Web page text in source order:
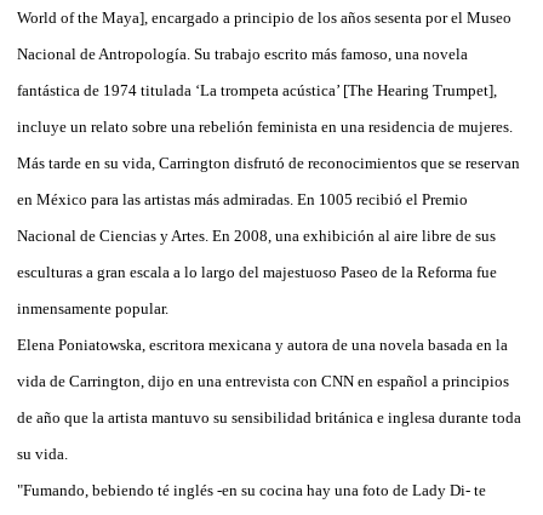
World of the Maya], encargado a principio de los años sesenta por el Museo
Nacional de Antropología. Su trabajo escrito más famoso, una novela
fantástica de 1974 titulada ‘La trompeta acústica’ [The Hearing Trumpet],
incluye un relato sobre una rebelión feminista en una residencia de mujeres.
Más tarde en su vida, Carrington disfrutó de reconocimientos que se reservan
en México para las artistas más admiradas. En 1005 recibió el Premio
Nacional de Ciencias y Artes. En 2008, una exhibición al aire libre de sus
esculturas a gran escala a lo largo del majestuoso Paseo de la Reforma fue
inmensamente popular.
Elena Poniatowska, escritora mexicana y autora de una novela basada en la
vida de Carrington, dijo en una entrevista con CNN en español a principios
de año que la artista mantuvo su sensibilidad británica e inglesa durante toda
su vida.
"Fumando, bebiendo té inglés -en su cocina hay una foto de Lady Di- te